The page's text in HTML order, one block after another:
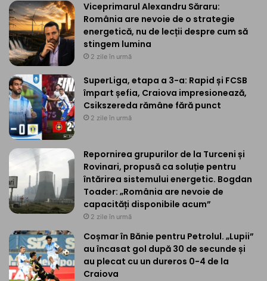
Viceprimarul Alexandru Săraru:
România are nevoie de o strategie
energetică, nu de lecții despre cum să
stingem lumina
2 zile în urmă
SuperLiga, etapa a 3-a: Rapid și FCSB
împart șefia, Craiova impresionează,
Csikszereda rămâne fără punct
2 zile în urmă
Repornirea grupurilor de la Turceni și
Rovinari, propusă ca soluție pentru
întărirea sistemului energetic. Bogdan
Toader: „România are nevoie de
capacități disponibile acum”
2 zile în urmă
Coșmar în Bănie pentru Petrolul. „Lupii”
au încasat gol după 30 de secunde și
au plecat cu un dureros 0-4 de la
Craiova